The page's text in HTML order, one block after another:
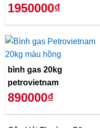
1950000₫
bình gas 20kg
petrovietnam
890000₫